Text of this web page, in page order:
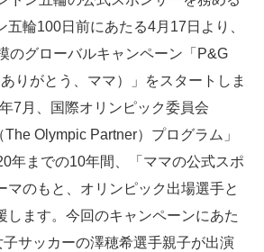
五輪100日前にあたる4月17日より、
のグローバルキャンペーン「P&G
りがとう、ママ）」をスタートしま
7月、国際オリンピック委員会
The Olympic Partner）プログラム」
年までの10年間、「ママの公式スポ
マのもと、オリンピック出場選手と
します。今回のキャンペーンにあた
サッカーの澤穂希選手親子が出演